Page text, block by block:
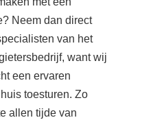
Neem dan direct
van het
want wij
een ervaren
toesturen. Zo
allen tijde van